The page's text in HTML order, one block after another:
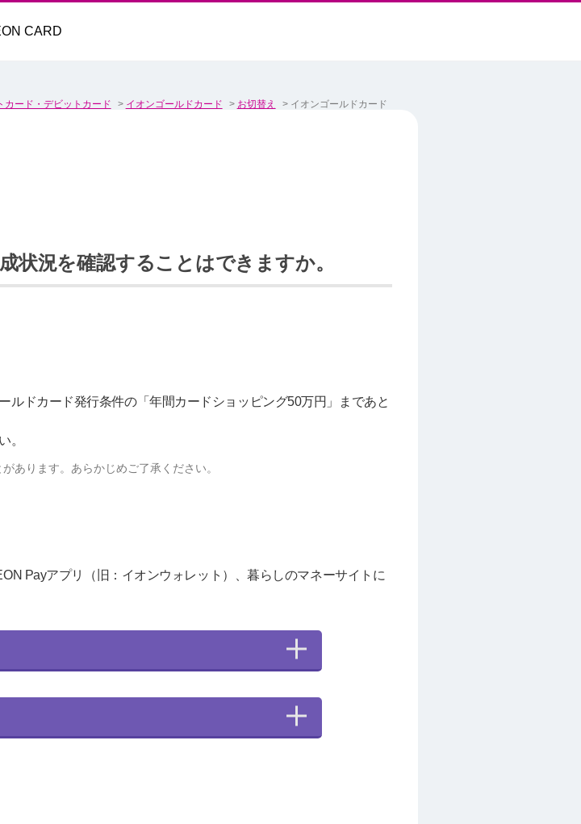
カード・デビットカード > イオンゴールドカード > お切替え > イオンゴールドカード
状況を確認することはできますか。
ルドカード発行条件の「年間カードショッピング50万円」まであと
。
あります。あらかじめご了承ください。
Payアプリ（旧：イオンウォレット）、暮らしのマネーサイトに